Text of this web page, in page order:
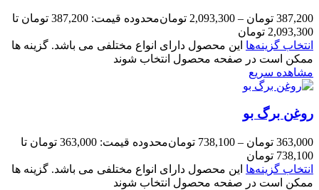
387,200 تومان –
2,093,300 تومان
محدوده قیمت: 387,200 تومان تا
2,093,300 تومان
انتخاب گزینه‌ها این محصول دارای انواع مختلفی می باشد. گزینه ها
ممکن است در صفحه محصول انتخاب شوند
مشاهده سریع
روغن برگ بو
363,000 تومان –
738,100 تومان
محدوده قیمت: 363,000 تومان تا
738,100 تومان
انتخاب گزینه‌ها این محصول دارای انواع مختلفی می باشد. گزینه ها
ممکن است در صفحه محصول انتخاب شوند